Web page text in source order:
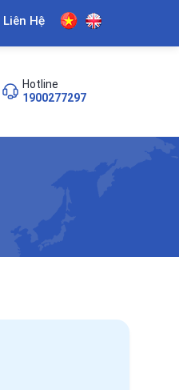
Liên Hệ
Hotline
1900277297